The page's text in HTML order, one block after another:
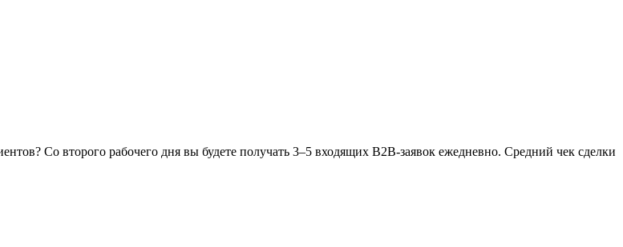
Со второго рабочего дня вы будете получать 3–5 входящих B2B-заявок ежедневно. Средний чек сделки